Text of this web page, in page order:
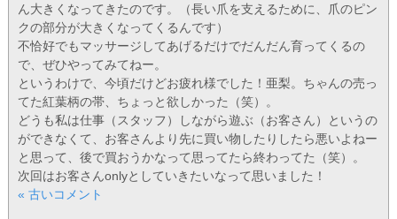
ん大きくなってきたのです。（長い爪を支えるために、爪のピン
クの部分が大きくなってくるんです）
不恰好でもマッサージしてあげるだけでだんだん育ってくるの
で、ぜひやってみてねー。
というわけで、今頃だけどお疲れ様でした！亜梨。ちゃんの売っ
てた紅葉柄の帯、ちょっと欲しかった（笑）。
どうも私は仕事（スタッフ）しながら遊ぶ（お客さん）というの
ができなくて、お客さんより先に買い物したりしたら悪いよねー
と思って、後で買おうかなって思ってたら終わってた（笑）。
次回はお客さんonlyとしていきたいなって思いました！
« 古いコメント